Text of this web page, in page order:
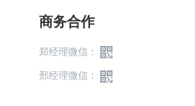
商务合作
郑经理微信：
邢经理微信：